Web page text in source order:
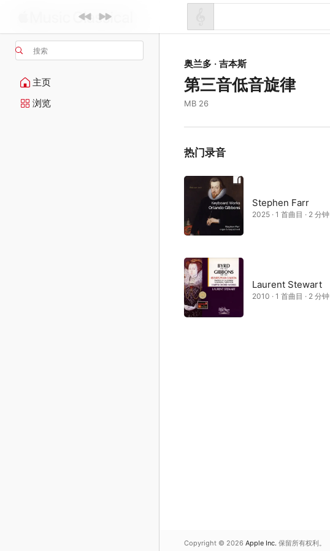
搜索
主页
浏览
奥兰多 · 吉本斯
第三音低音旋律
MB 26
热门录音
Stephen Farr
2025 · 1 首曲目 · 2 分钟
Laurent Stewart
2010 · 1 首曲目 · 2 分钟
Copyright © 2026 Apple Inc. 保留所有权利。